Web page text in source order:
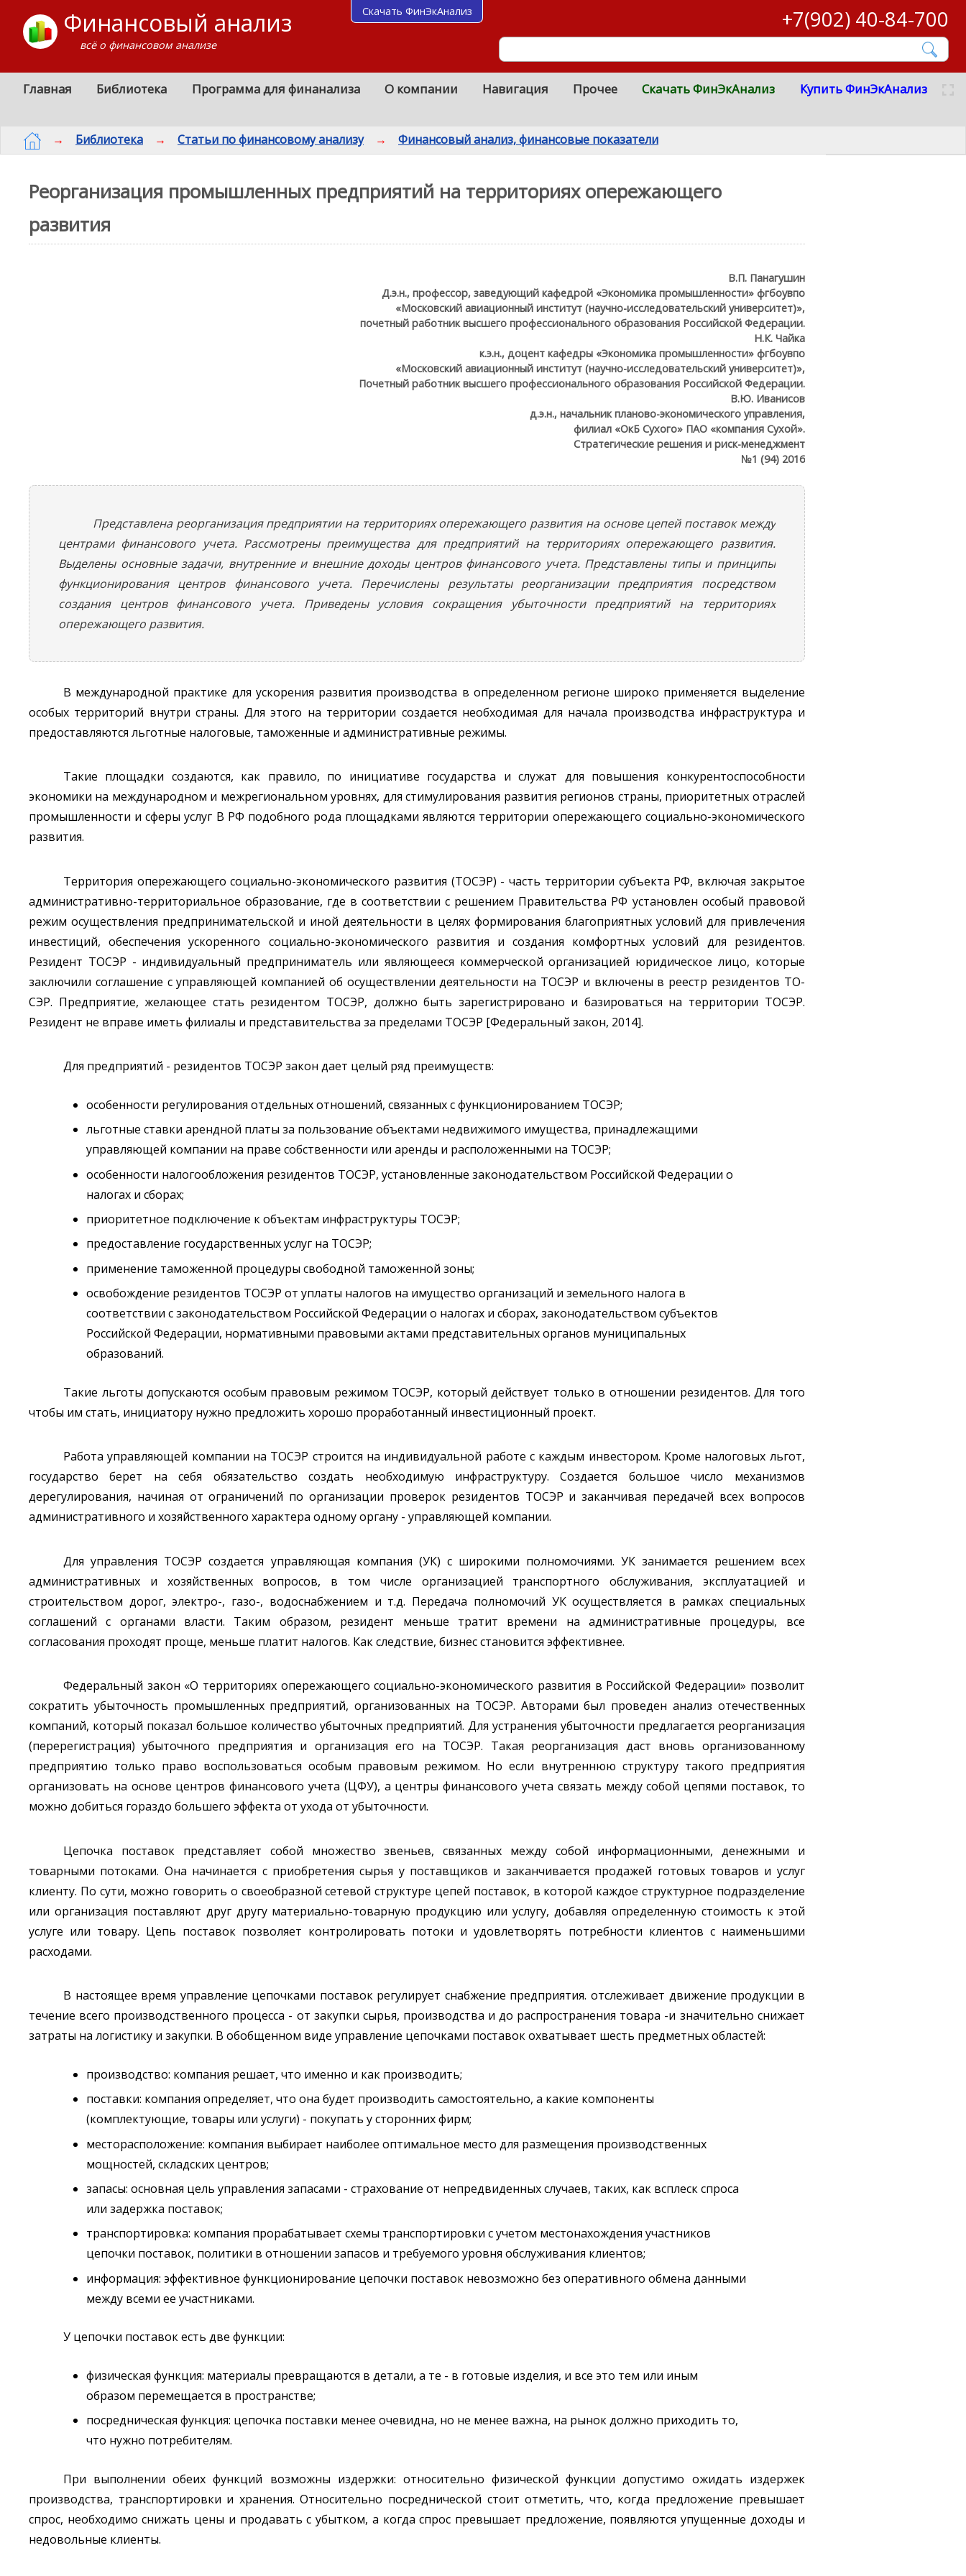
Финансовый анализ
всё о финансовом анализе
+7(902) 40-84-700
Главная Библиотека Программа для финанализа О компании Навигация Прочее Скачать ФинЭкАнализ Купить ФинЭкАнализ
→ Библиотека → Статьи по финансовому анализу → Финансовый анализ, финансовые показатели
Реорганизация промышленных предприятий на территориях опережающего
развития
В.П. Панагушин
Д.э.н., профессор, заведующий кафедрой «Экономика промышленности» фгбоувпо
«Московский авиационный институт (научно-исследовательский университет)»,
почетный работник высшего профессионального образования Российской Федерации.
Н.К. Чайка
к.э.н., доцент кафедры «Экономика промышленности» фгбоувпо
«Московский авиационный институт (научно-исследовательский университет)»,
Почетный работник высшего профессионального образования Российской Федерации.
В.Ю. Иванисов
д.э.н., начальник планово-экономического управления,
филиал «ОкБ Сухого» ПАО «компания Сухой».
Стратегические решения и риск-менеджмент
№1 (94) 2016
Представлена реорганизация предприятии на территориях опережающего развития на основе цепей поставок между
центрами финансового учета. Рассмотрены преимущества для предприятий на территориях опережающего развития.
Выделены основные задачи, внутренние и внешние доходы центров финансового учета. Представлены типы и принципы
функционирования центров финансового учета. Перечислены результаты реорганизации предприятия посредством
создания центров финансового учета. Приведены условия сокращения убыточности предприятий на территориях
опережающего развития.
В международной практике для ускорения развития производства в определенном регионе широко применяется выделение
особых территорий внутри страны. Для этого на территории создается необходимая для начала производства инфраструктура и
предоставляются льготные налоговые, таможенные и административные режимы.
Такие площадки создаются, как правило, по инициативе государства и служат для повышения конкурентоспособности
экономики на международном и межрегиональном уровнях, для стимулирования развития регионов страны, приоритетных отраслей
промышленности и сферы услуг В РФ подобного рода площадками являются территории опережающего социально-экономического
развития.
Территория опережающего социально-экономического развития (ТОСЭР) - часть территории субъекта РФ, включая закрытое
административно-территориальное образование, где в соответствии с решением Правительства РФ установлен особый правовой
режим осуществления предпринимательской и иной деятельности в целях формирования благоприятных условий для привлечения
инвестиций, обеспечения ускоренного социально-экономического развития и создания комфортных условий для резидентов.
Резидент ТОСЭР - индивидуальный предприниматель или являющееся коммерческой организацией юридическое лицо, которые
заключили соглашение с управляющей компанией об осуществлении деятельности на ТОСЭР и включены в реестр резидентов ТО-
СЭР. Предприятие, желающее стать резидентом ТОСЭР, должно быть зарегистрировано и базироваться на территории ТОСЭР.
Резидент не вправе иметь филиалы и представительства за пределами ТОСЭР [Федеральный закон, 2014].
Для предприятий - резидентов ТОСЭР закон дает целый ряд преимуществ:
особенности регулирования отдельных отношений, связанных с функционированием ТОСЭР;
льготные ставки арендной платы за пользование объектами недвижимого имущества, принадлежащими
управляющей компании на праве собственности или аренды и расположенными на ТОСЭР;
особенности налогообложения резидентов ТОСЭР, установленные законодательством Российской Федерации о
налогах и сборах;
приоритетное подключение к объектам инфраструктуры ТОСЭР;
предоставление государственных услуг на ТОСЭР;
применение таможенной процедуры свободной таможенной зоны;
освобождение резидентов ТОСЭР от уплаты налогов на имущество организаций и земельного налога в
соответствии с законодательством Российской Федерации о налогах и сборах, законодательством субъектов
Российской Федерации, нормативными правовыми актами представительных органов муниципальных
образований.
Такие льготы допускаются особым правовым режимом ТОСЭР, который действует только в отношении резидентов. Для того
чтобы им стать, инициатору нужно предложить хорошо проработанный инвестиционный проект.
Работа управляющей компании на ТОСЭР строится на индивидуальной работе с каждым инвестором. Кроме налоговых льгот,
государство берет на себя обязательство создать необходимую инфраструктуру. Создается большое число механизмов
дерегулирования, начиная от ограничений по организации проверок резидентов ТОСЭР и заканчивая передачей всех вопросов
административного и хозяйственного характера одному органу - управляющей компании.
Для управления ТОСЭР создается управляющая компания (УК) с широкими полномочиями. УК занимается решением всех
административных и хозяйственных вопросов, в том числе организацией транспортного обслуживания, эксплуатацией и
строительством дорог, электро-, газо-, водоснабжением и т.д. Передача полномочий УК осуществляется в рамках специальных
соглашений с органами власти. Таким образом, резидент меньше тратит времени на административные процедуры, все
согласования проходят проще, меньше платит налогов. Как следствие, бизнес становится эффективнее.
Федеральный закон «О территориях опережающего социально-экономического развития в Российской Федерации» позволит
сократить убыточность промышленных предприятий, организованных на ТОСЭР. Авторами был проведен анализ отечественных
компаний, который показал большое количество убыточных предприятий. Для устранения убыточности предлагается реорганизация
(перерегистрация) убыточного предприятия и организация его на ТОСЭР. Такая реорганизация даст вновь организованному
предприятию только право воспользоваться особым правовым режимом. Но если внутреннюю структуру такого предприятия
организовать на основе центров финансового учета (ЦФУ), а центры финансового учета связать между собой цепями поставок, то
можно добиться гораздо большего эффекта от ухода от убыточности.
Цепочка поставок представляет собой множество звеньев, связанных между собой информационными, денежными и
товарными потоками. Она начинается с приобретения сырья у поставщиков и заканчивается продажей готовых товаров и услуг
клиенту. По сути, можно говорить о своеобразной сетевой структуре цепей поставок, в которой каждое структурное подразделение
или организация поставляют друг другу материально-товарную продукцию или услугу, добавляя определенную стоимость к этой
услуге или товару. Цепь поставок позволяет контролировать потоки и удовлетворять потребности клиентов с наименьшими
расходами.
В настоящее время управление цепочками поставок регулирует снабжение предприятия. отслеживает движение продукции в
течение всего производственного процесса - от закупки сырья, производства и до распространения товара -и значительно снижает
затраты на логистику и закупки. В обобщенном виде управление цепочками поставок охватывает шесть предметных областей:
производство: компания решает, что именно и как производить;
поставки: компания определяет, что она будет производить самостоятельно, а какие компоненты
(комплектующие, товары или услуги) - покупать у сторонних фирм;
месторасположение: компания выбирает наиболее оптимальное место для размещения производственных
мощностей, складских центров;
запасы: основная цель управления запасами - страхование от непредвиденных случаев, таких, как всплеск спроса
или задержка поставок;
транспортировка: компания прорабатывает схемы транспортировки с учетом местонахождения участников
цепочки поставок, политики в отношении запасов и требуемого уровня обслуживания клиентов;
информация: эффективное функционирование цепочки поставок невозможно без оперативного обмена данными
между всеми ее участниками.
У цепочки поставок есть две функции:
физическая функция: материалы превращаются в детали, а те - в готовые изделия, и все это тем или иным
образом перемещается в пространстве;
посредническая функция: цепочка поставки менее очевидна, но не менее важна, на рынок должно приходить то,
что нужно потребителям.
При выполнении обеих функций возможны издержки: относительно физической функции допустимо ожидать издержек
производства, транспортировки и хранения. Относительно посреднической стоит отметить, что, когда предложение превышает
спрос, необходимо снижать цены и продавать с убытком, а когда спрос превышает предложение, появляются упущенные доходы и
недовольные клиенты.
Скачать ФинЭкАнализ